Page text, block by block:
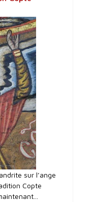
sur l’ange
Copte